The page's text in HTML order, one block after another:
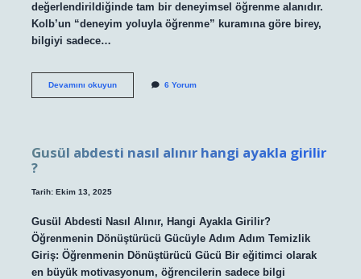
değerlendirildiğinde tam bir deneyimsel öğrenme alanıdır.
Kolb’un “deneyim yoluyla öğrenme” kuramına göre birey,
bilgiyi sadece…
Devamını okuyunGüneydoğu 6 Yorum
Gusül abdesti nasıl alınır hangi ayakla girilir
?
Tarih: Ekim 13, 2025
Gusül Abdesti Nasıl Alınır, Hangi Ayakla Girilir?
Öğrenmenin Dönüştürücü Gücüyle Adım Adım Temizlik
Giriş: Öğrenmenin Dönüştürücü Gücü Bir eğitimci olarak
en büyük motivasyonum, öğrencilerin sadece bilgi